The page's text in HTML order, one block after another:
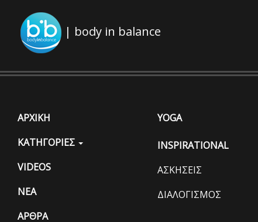
| body in balance
ΑΡΧΙΚΗ
ΚΑΤΗΓΟΡΙΕΣ
VIDEOS
ΝΕΑ
ΑΡΘΡΑ
YOGA
INSPIRATIONAL
ΑΣΚΗΣΕΙΣ
ΔΙΑΛΟΓΙΣΜΟΣ